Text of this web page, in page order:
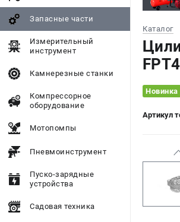
Запасные части
Измерительный
инструмент
Камнерезные станки
Компрессорное
оборудование
Мотопомпы
Пневмоинструмент
Пуско-зарядные
устройства
Садовая техника
Каталог
Новинка
Артикул